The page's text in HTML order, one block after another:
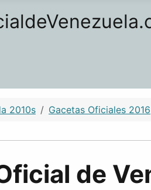
2010s Gacetas Oficiales 2016
de